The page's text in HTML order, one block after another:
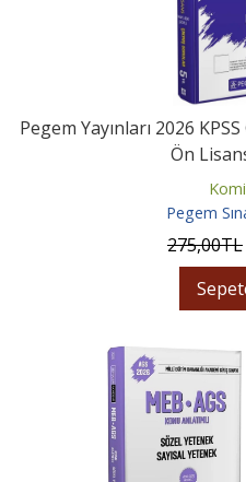
Pegem Yayınları 2026
Ön
Pegem
275,00TL